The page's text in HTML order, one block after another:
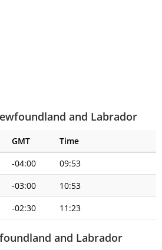
and Labrador
GMT
Time
-04:00
09:53
-03:00
10:53
-02:30 11:23
and Labrador